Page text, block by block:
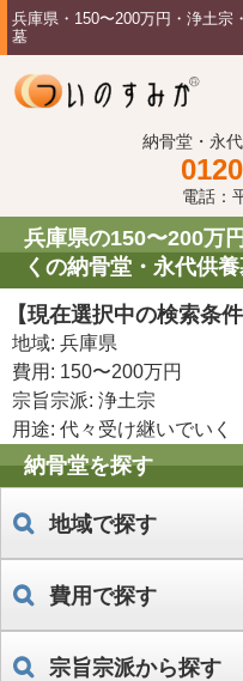
兵庫県・150〜200万円・浄土宗
墓
納骨堂・永
電話：
兵庫県の150〜200万
くの納骨堂・永代供
【現在選択中の検索条件
地域: 兵庫県
費用: 150〜200万円
宗旨宗派: 浄土宗
用途: 代々受け継いでいく
納骨堂を探す
地域で探す
費用で探す
宗旨宗派から探す